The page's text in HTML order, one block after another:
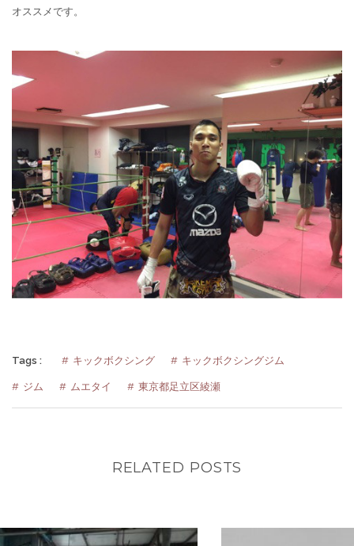
オススメです。
Tags : キックボクシング キックボクシングジム
ジム ムエタイ 東京都足立区綾瀬
RELATED POSTS